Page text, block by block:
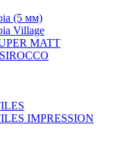
(5 мм)
Village
MATT
IMPRESSION